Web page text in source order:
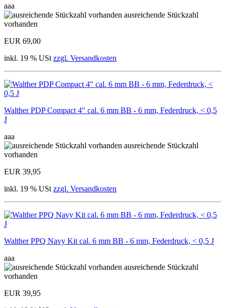
aaa
ausreichende Stückzahl
vorhanden
EUR 69,00
inkl. 19 % USt zzgl. Versandkosten
Walther PDP Compact 4" cal. 6 mm BB - 6 mm, Federdruck, < 0,5
J
aaa
ausreichende Stückzahl
vorhanden
EUR 39,95
inkl. 19 % USt zzgl. Versandkosten
Walther PPQ Navy Kit cal. 6 mm BB - 6 mm, Federdruck, < 0,5 J
aaa
ausreichende Stückzahl
vorhanden
EUR 39,95